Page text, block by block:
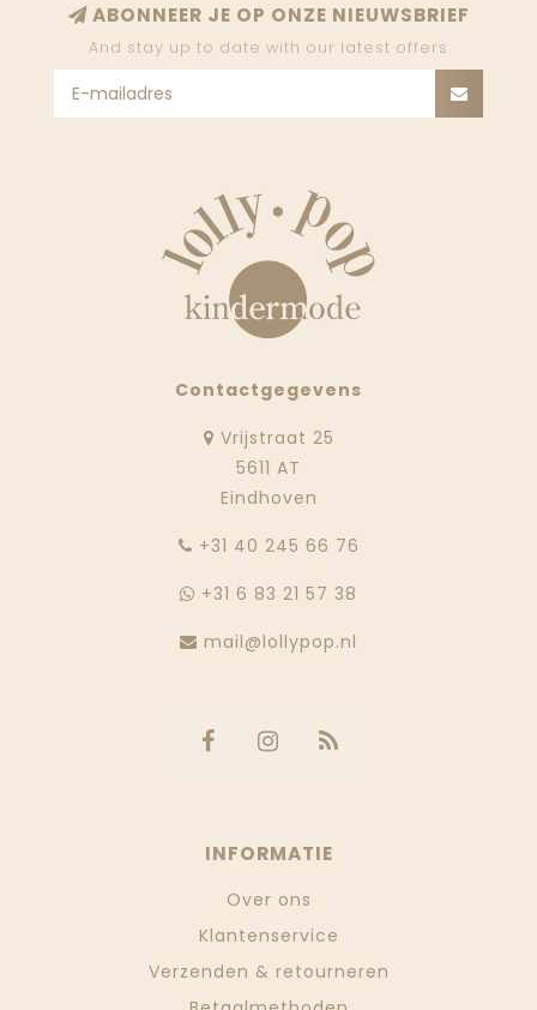
ABONNEER JE OP ONZE NIEUWSBRIEF
And stay up to date with our latest offers
Contactgegevens
Vrijstraat 25
5611 AT
Eindhoven
‭+31 40 245 66 76
+31 6 83 21 57 38
mail@lollypop.nl
INFORMATIE
Over ons
Klantenservice
Verzenden & retourneren